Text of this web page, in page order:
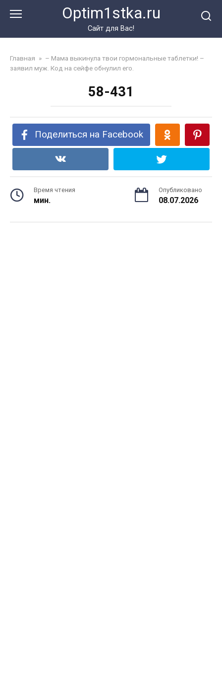
Optim1stka.ru
Сайт для Вас!
Главная » – Мама выкинула твои гормональные таблетки! –
заявил муж. Код на сейфе обнулил его.
58-431
Поделиться на Facebook
Время чтения
мин.
Опубликовано
08.07.2026